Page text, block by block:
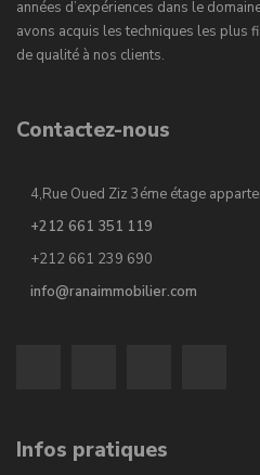
années d’expériences dans le
avons acquis les techniques les plus
de qualité à nos clients.
Contactez-nous
4,Rue Oued Ziz 3éme étage
+212 661 351 119
+212 661 239 690
info@ranaimmobilier.com
Infos pratiques